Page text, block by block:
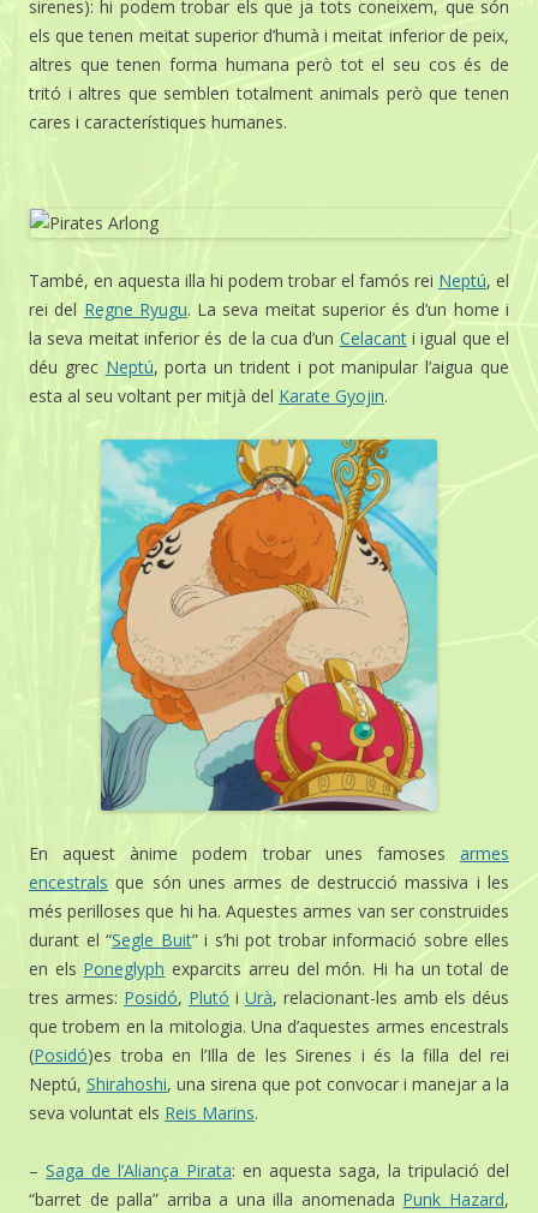
sirenes): hi podem trobar els que ja tots coneixem, que són
els que tenen meitat superior d’humà i meitat inferior de peix,
altres que tenen forma humana però tot el seu cos és de
tritó i altres que semblen totalment animals però que tenen
cares i característiques humanes.
També, en aquesta illa hi podem trobar el famós rei Neptú, el
rei del Regne Ryugu. La seva meitat superior és d’un home i
la seva meitat inferior és de la cua d’un Celacanti igual que el
déu grec Neptú, porta un trident i pot manipular l’aigua que
esta al seu voltant per mitjà del Karate Gyojin.
En aquest ànime podem trobar unes famoses armes
encestrals que són unes armes de destrucció massiva i les
més perilloses que hi ha. Aquestes armes van ser construides
durant el “Segle Buit” i s’hi pot trobar informació sobre elles
en els Poneglyph exparcits arreu del món. Hi ha un total de
tres armes: Posidó, Plutó i Urà, relacionant-les amb els déus
que trobem en la mitologia. Una d’aquestes armes encestrals
(Posidó)es troba en l’Illa de les Sirenes i és la filla del rei
Neptú, Shirahoshi, una sirena que pot convocar i manejar a la
seva voluntat els Reis Marins.
– Saga de l’Aliança Pirata: en aquesta saga, la tripulació del
“barret de palla” arriba a una illa anomenada Punk Hazard,